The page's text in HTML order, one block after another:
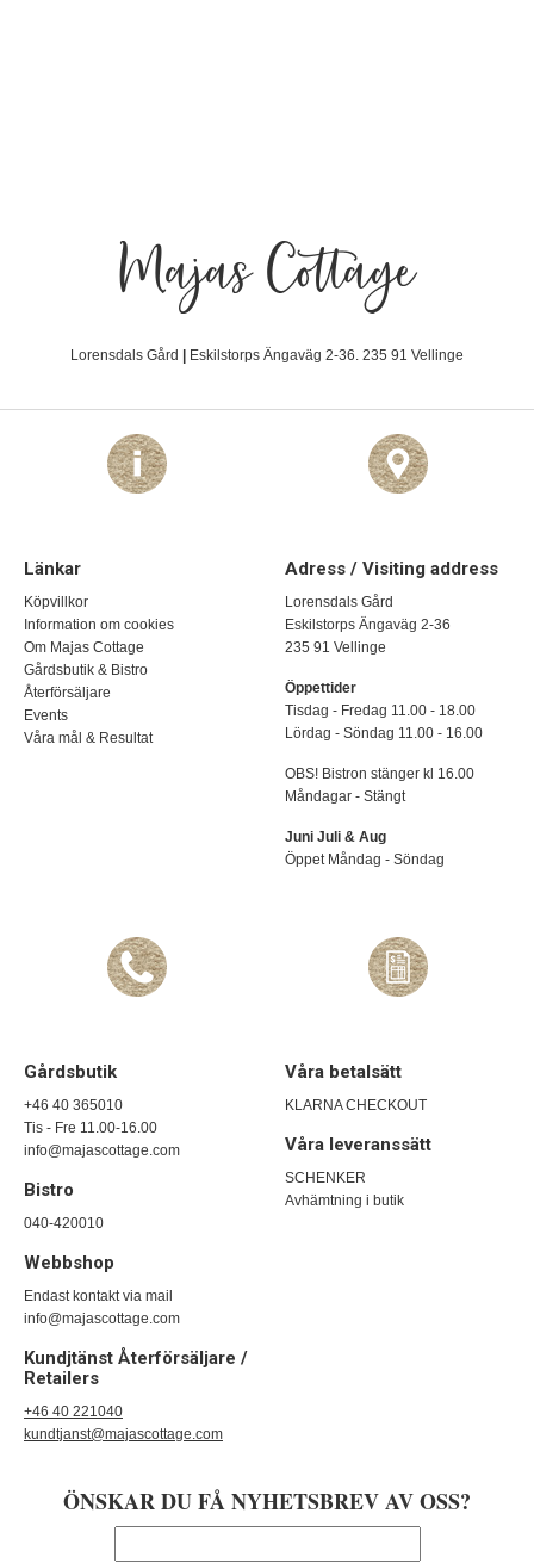
Majas Cottage
Lorensdals Gård Eskilstorps Ängaväg 2-36. 235 91 Vellinge
Länkar
Köpvillkor
Information om cookies
Om Majas Cottage
Gårdsbutik & Bistro
Återförsäljare
Events
Våra mål & Resultat
Adress / Visiting address
Lorensdals Gård
Eskilstorps Ängaväg 2-36
235 91 Vellinge
Öppettider
Tisdag - Fredag 11.00 - 18.00
Lördag - Söndag 11.00 - 16.00
OBS! Bistron stänger kl 16.00
Måndagar - Stängt
Juni Juli & Aug
Öppet Måndag - Söndag
Gårdsbutik
+46 40 365010
Tis - Fre 11.00-16.00
info@majascottage.com
Bistro
040-420010
Webbshop
Endast kontakt via mail
info@majascottage.com
Kundjtänst Återförsäljare /
Retailers
+46 40 221040
kundtjanst@majascottage.com
Våra betalsätt
KLARNA CHECKOUT
Våra leveranssätt
SCHENKER
Avhämtning i butik
ÖNSKAR DU FÅ NYHETSBREV AV OSS?